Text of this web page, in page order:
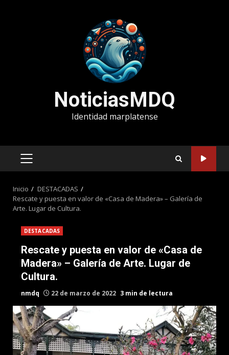
NoticiasMDQ
Identidad marplatense
MENÚ
Inicio
DESTACADAS
Rescate y puesta en valor de «Casa de Madera» – Galería de
Arte. Lugar de Cultura.
DESTACADAS
Rescate y puesta en valor de «Casa de
Madera» – Galería de Arte. Lugar de
Cultura.
nmdq 22 de marzo de 2022 3 min de lectura